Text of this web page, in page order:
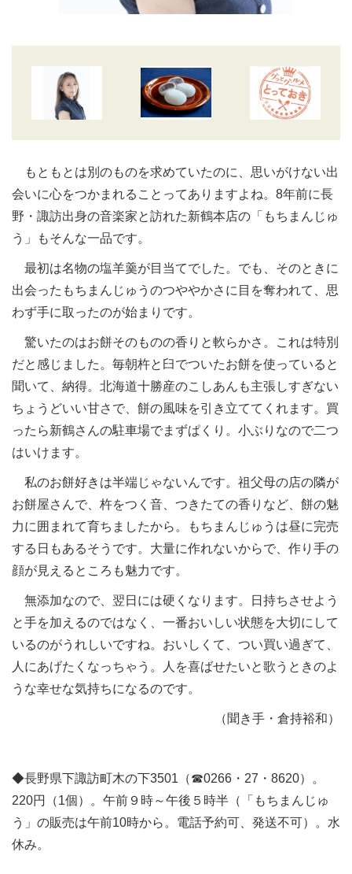
もともとは別のものを求めていたのに、思いがけない出
会いに心をつかまれることってありますよね。8年前に長
野・諏訪出身の音楽家と訪れた新鶴本店の「もちまんじゅ
う」もそんな一品です。
最初は名物の塩羊羹が目当てでした。でも、そのときに
出会ったもちまんじゅうのつややかさに目を奪われて、思
わず手に取ったのが始まりです。
驚いたのはお餅そのものの香りと軟らかさ。これは特別
だと感じました。毎朝杵と臼でついたお餅を使っていると
聞いて、納得。北海道十勝産のこしあんも主張しすぎない
ちょうどいい甘さで、餅の風味を引き立ててくれます。買
ったら新鶴さんの駐車場でまずぱくり。小ぶりなので二つ
はいけます。
私のお餅好きは半端じゃないんです。祖父母の店の隣が
お餅屋さんで、杵をつく音、つきたての香りなど、餅の魅
力に囲まれて育ちましたから。もちまんじゅうは昼に完売
する日もあるそうです。大量に作れないからで、作り手の
顔が見えるところも魅力です。
無添加なので、翌日には硬くなります。日持ちさせよう
と手を加えるのではなく、一番おいしい状態を大切にして
いるのがうれしいですね。おいしくて、つい買い過ぎて、
人にあげたくなっちゃう。人を喜ばせたいと歌うときのよ
うな幸せな気持ちになるのです。
（聞き手・倉持裕和）
◆長野県下諏訪町木の下3501（☎0266・27・8620）。
220円（1個）。午前９時～午後５時半（「もちまんじゅ
う」の販売は午前10時から。電話予約可、発送不可）。水
休み。